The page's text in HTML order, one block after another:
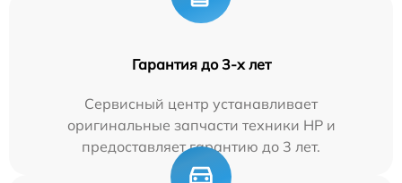
Гарантия до 3-х лет
Сервисный центр устанавливает
оригинальные запчасти техники HP и
предоставляет гарантию до 3 лет.